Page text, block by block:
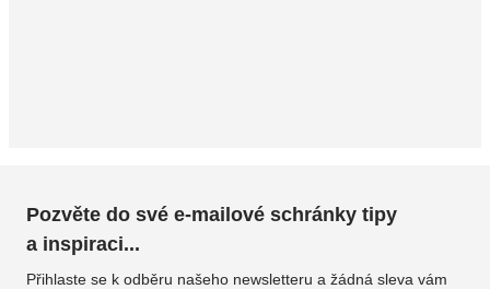
Pozvěte do své e-mailové schránky tipy
a inspiraci...
Přihlaste se k odběru našeho newsletteru a žádná sleva vám